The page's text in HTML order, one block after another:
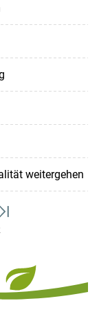
weitergehen
zum